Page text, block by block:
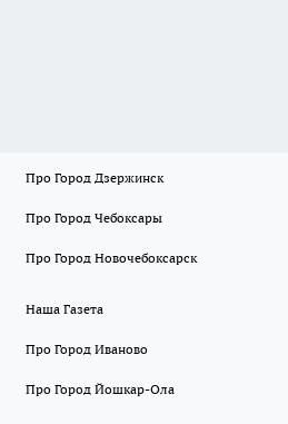
Про Город Дзержинск
Про Город Чебоксары
Про Город Новочебоксарск
Наша Газета
Про Город Иваново
Про Город Йошкар-Ола